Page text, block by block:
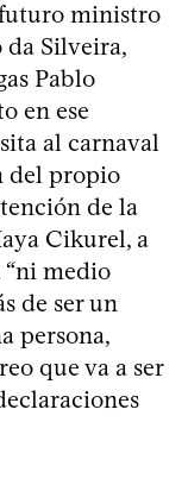
ministro
da Silveira,
Pablo
en ese
al carnaval
del propio
de la
Cikurel, a
medio
de ser un
persona,
que va a ser